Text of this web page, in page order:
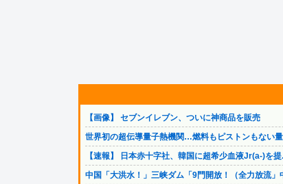
【画像】 セブンイレブン、ついに神商品を販売
世界初の超伝導量子熱機関…燃料もピストンもない
【速報】 日本赤十字社、韓国に超希少血液Jr(a-)を提
中国「大洪水！」三峡ダム「9門開放！（全力放流」